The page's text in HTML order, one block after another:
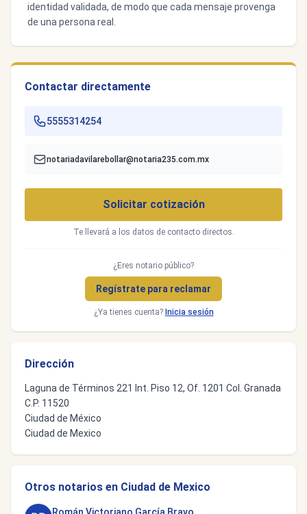
identidad validada, de modo que cada mensaje provenga
de una persona real.
Contactar directamente
5555314254
notariadavilarebollar@notaria235.com.mx
Solicitar cotización
Te llevará a los datos de contacto directos.
¿Eres notario público?
Regístrate para reclamar
¿Ya tienes cuenta? Inicia sesión
Dirección
Laguna de Términos 221 Int. Piso 12, Of. 1201 Col. Granada
C.P. 11520
Ciudad de México
Ciudad de Mexico
Otros notarios en Ciudad de Mexico